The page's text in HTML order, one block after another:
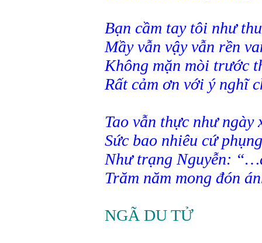
Bạn cầm tay tôi như
Mầy vẫn vậy vẫn rền
Không mặn mòi trước
Rất cảm ơn với ý nghĩ
Tao vẫn thực như ngày
Sức bao nhiêu cứ
Như trạng Nguyễn:
Trăm năm mong đón
NGÃ DU TỬ